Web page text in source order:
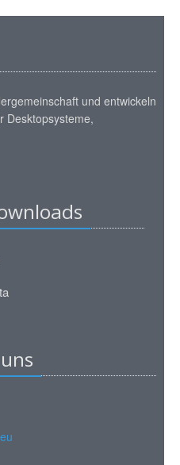
und entwickeln
Desktopsysteme,